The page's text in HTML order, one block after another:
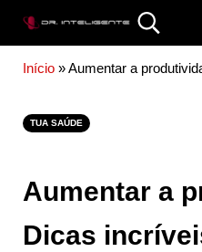
DR. INTELIGENTE
Search...
Início»Aumentar a
TUA SAÚDE
Aumentar a
Dicas